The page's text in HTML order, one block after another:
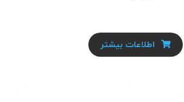
اطلاعات بیشتر